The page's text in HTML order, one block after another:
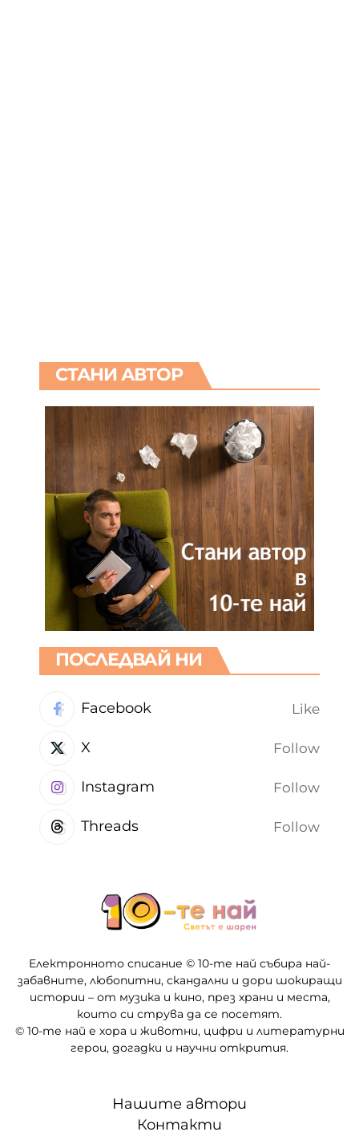
СТАНИ АВТОР
ПОСЛЕДВАЙ НИ
Facebook Like
X Follow
Instagram Follow
Threads Follow
Електронното списание © 10-те най събира най-
забавните, любопитни, скандални и дори шокиращи
истории – от музика и кино, през храни и места,
които си струва да се посетят.
© 10-те най е хора и животни, цифри и литературни
герои, догадки и научни открития.
Нашите автори
Контакти